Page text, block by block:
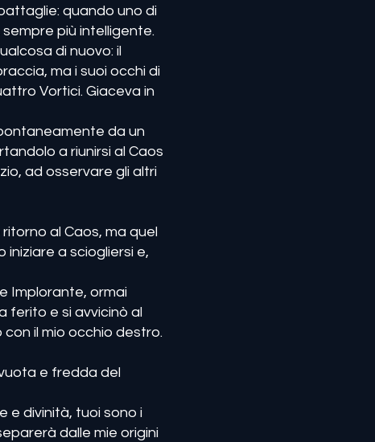
quando uno di
più intelligente.
di nuovo: il
ma i suoi occhi di
Vortici. Giaceva in
da un
a riunirsi al Caos
ad osservare gli altri
al Caos, ma quel
iniziare a sciogliersi e,
Implorante, ormai
ferito e si avvicinò al
con il mio occhio destro.
e fredda del
e divinità, tuoi sono i
dalle mie origini